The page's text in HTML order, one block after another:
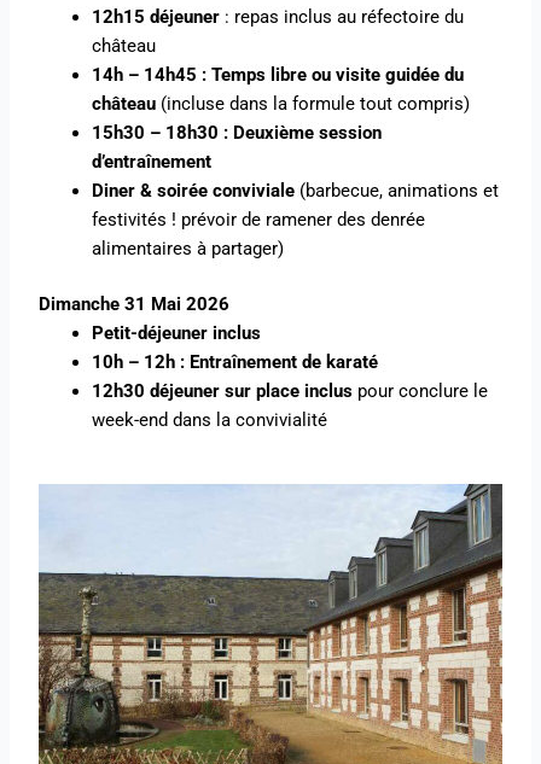
12h15 déjeuner : repas inclus au réfectoire du
château
14h – 14h45 : Temps libre ou visite guidée du
château (incluse dans la formule tout compris)
15h30 – 18h30 : Deuxième session
d’entraînement
Diner & soirée conviviale (barbecue, animations et
festivités ! prévoir de ramener des denrée
alimentaires à partager)
Dimanche 31 Mai 2026
Petit-déjeuner inclus
10h – 12h : Entraînement de karaté
12h30 déjeuner sur place inclus pour conclure le
week-end dans la convivialité